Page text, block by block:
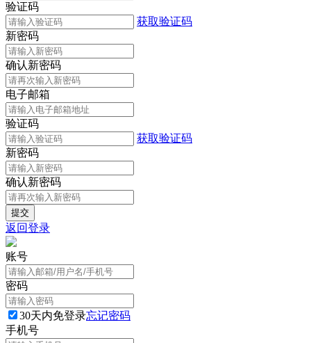
验证码
获取验证码
新密码
确认新密码
电子邮箱
验证码
获取验证码
新密码
确认新密码
返回登录
账号
密码
30天内免登录忘记密码
手机号